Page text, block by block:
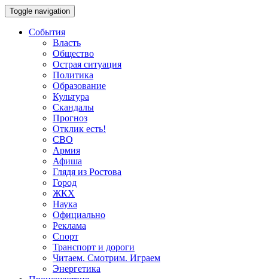
Toggle navigation
События
Власть
Общество
Острая ситуация
Политика
Образование
Культура
Скандалы
Прогноз
Отклик есть!
СВО
Армия
Афиша
Глядя из Ростова
Город
ЖКХ
Наука
Официально
Реклама
Спорт
Транспорт и дороги
Читаем. Смотрим. Играем
Энергетика